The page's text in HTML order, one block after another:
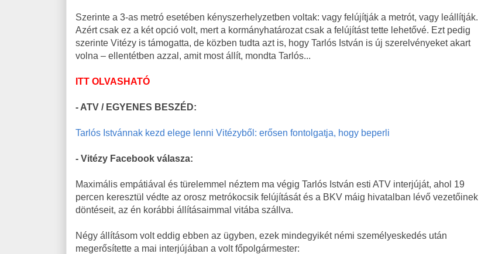
Szerinte a 3-as metró esetében kényszerhelyzetben voltak: vagy felújítják a metrót, vagy leállítják.
Azért csak ez a két opció volt, mert a kormányhatározat csak a felújítást tette lehetővé. Ezt pedig
szerinte Vitézy is támogatta, de közben tudta azt is, hogy Tarlós István is új szerelvényeket akart
volna – ellentétben azzal, amit most állít, mondta Tarlós...
ITT OLVASHATÓ
- ATV / EGYENES BESZÉD:
Tarlós Istvánnak kezd elege lenni Vitézyből: erősen fontolgatja, hogy beperli
- Vitézy Facebook válasza:
Maximális empátiával és türelemmel néztem ma végig Tarlós István esti ATV interjúját, ahol 19
percen keresztül védte az orosz metrókocsik felújítását és a BKV máig hivatalban lévő vezetőinek
döntéseit, az én korábbi állításaimmal vitába szállva.
Négy állításom volt eddig ebben az ügyben, ezek mindegyikét némi személyeskedés után
megerősítette a mai interjújában a volt főpolgármester: